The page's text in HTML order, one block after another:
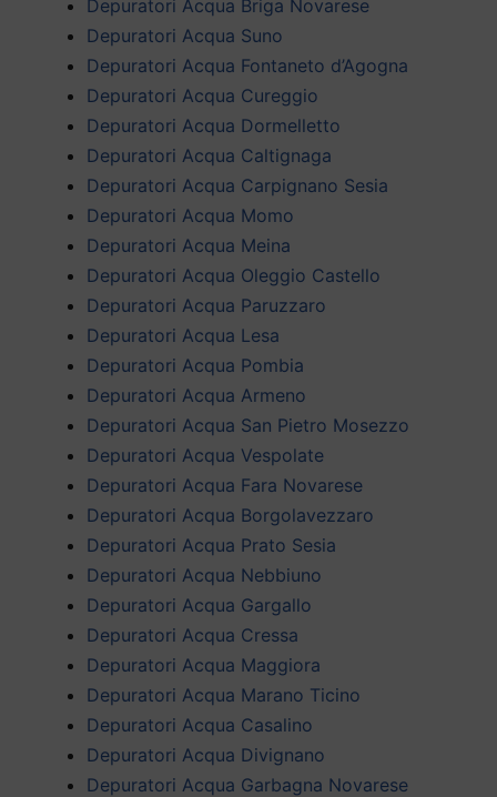
Depuratori Acqua Briga Novarese
Depuratori Acqua Suno
Depuratori Acqua Fontaneto d’Agogna
Depuratori Acqua Cureggio
Depuratori Acqua Dormelletto
Depuratori Acqua Caltignaga
Depuratori Acqua Carpignano Sesia
Depuratori Acqua Momo
Depuratori Acqua Meina
Depuratori Acqua Oleggio Castello
Depuratori Acqua Paruzzaro
Depuratori Acqua Lesa
Depuratori Acqua Pombia
Depuratori Acqua Armeno
Depuratori Acqua San Pietro Mosezzo
Depuratori Acqua Vespolate
Depuratori Acqua Fara Novarese
Depuratori Acqua Borgolavezzaro
Depuratori Acqua Prato Sesia
Depuratori Acqua Nebbiuno
Depuratori Acqua Gargallo
Depuratori Acqua Cressa
Depuratori Acqua Maggiora
Depuratori Acqua Marano Ticino
Depuratori Acqua Casalino
Depuratori Acqua Divignano
Depuratori Acqua Garbagna Novarese